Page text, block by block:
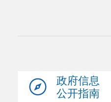
政府信息
公开指南